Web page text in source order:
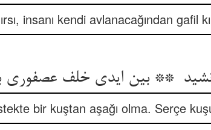
insanı kendi avlanacağından
bir kuştan aşağı olma. Serçe